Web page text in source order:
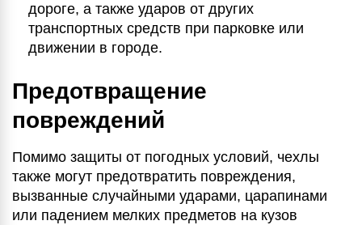
дороге, а также ударов от других
транспортных средств при парковке или
движении в городе.
Предотвращение
повреждений
Помимо защиты от погодных условий, чехлы
также могут предотвратить повреждения,
вызванные случайными ударами, царапинами
или падением мелких предметов на кузов